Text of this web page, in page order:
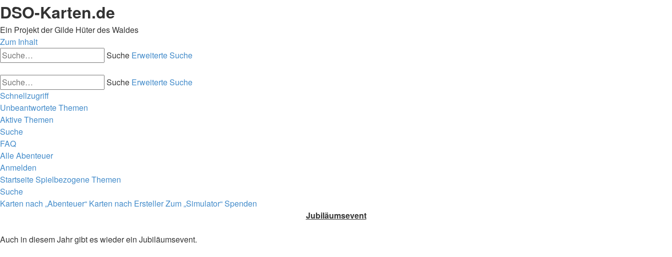
DSO-Karten.de
Ein Projekt der Gilde Hüter des Waldes
Zum Inhalt
Suche Erweiterte Suche
Suche Erweiterte Suche
Schnellzugriff
Unbeantwortete Themen
Aktive Themen
Suche
FAQ
Alle Abenteuer
Anmelden
StartseiteSpielbezogene Themen
Suche
Karten nach „Abenteuer“ Karten nach ErstellerZum „Simulator“Spenden
Jubiläumsevent
Auch in diesem Jahr gibt es wieder ein Jubiläumsevent.